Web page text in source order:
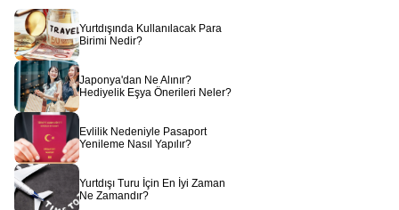
Yurtdışında Kullanılacak Para
Birimi Nedir?
Japonya'dan Ne Alınır?
Hediyelik Eşya Önerileri Neler?
Evlilik Nedeniyle Pasaport
Yenileme Nasıl Yapılır?
Yurtdışı Turu İçin En İyi Zaman
Ne Zamandır?